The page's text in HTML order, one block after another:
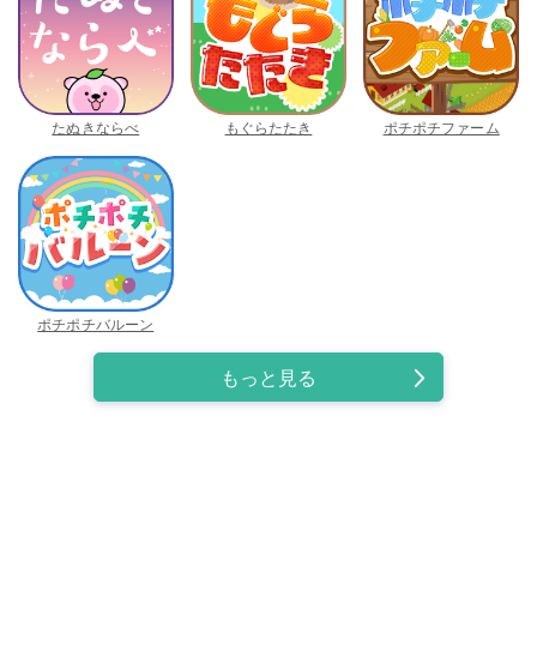
たぬきならべ もぐらたたき ポチポチファーム
ポチポチバルーン
もっと見る